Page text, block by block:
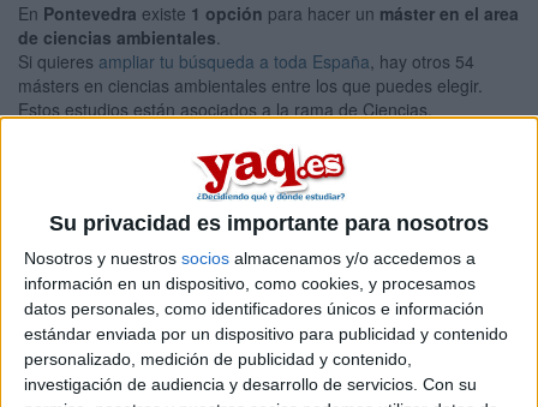
Su privacidad es importante para nosotros
Nosotros y nuestros socios almacenamos y/o accedemos a
información en un dispositivo, como cookies, y procesamos
datos personales, como identificadores únicos e información
estándar enviada por un dispositivo para publicidad y contenido
personalizado, medición de publicidad y contenido,
investigación de audiencia y desarrollo de servicios. Con su
En Pontevedra existe 1 opción para hacer un máster en el area
de ciencias ambientales.
Si quieres ampliar tu búsqueda a toda España, hay otros 54
másters en ciencias ambientales entre los que puedes elegir.
Estos estudios están asociados a la rama de Ciencias.
Máster Universitario en
Gestión del Desarrollo Sostenible
UNIVERSIDADE DE VIGO (Universidad Pública)
Máster
Pídeles información ¡GRATIS!
Seleccionar por provincia